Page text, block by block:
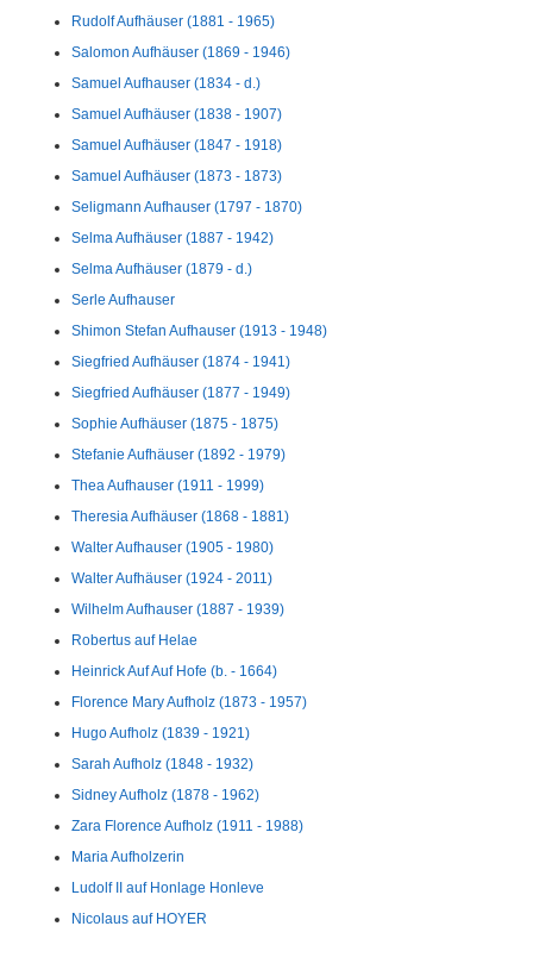
Rudolf Aufhäuser (1881 - 1965)
Salomon Aufhäuser (1869 - 1946)
Samuel Aufhauser (1834 - d.)
Samuel Aufhäuser (1838 - 1907)
Samuel Aufhäuser (1847 - 1918)
Samuel Aufhäuser (1873 - 1873)
Seligmann Aufhauser (1797 - 1870)
Selma Aufhäuser (1887 - 1942)
Selma Aufhäuser (1879 - d.)
Serle Aufhauser
Shimon Stefan Aufhauser (1913 - 1948)
Siegfried Aufhäuser (1874 - 1941)
Siegfried Aufhäuser (1877 - 1949)
Sophie Aufhäuser (1875 - 1875)
Stefanie Aufhäuser (1892 - 1979)
Thea Aufhauser (1911 - 1999)
Theresia Aufhäuser (1868 - 1881)
Walter Aufhauser (1905 - 1980)
Walter Aufhäuser (1924 - 2011)
Wilhelm Aufhauser (1887 - 1939)
Robertus auf Helae
Heinrick Auf Auf Hofe (b. - 1664)
Florence Mary Aufholz (1873 - 1957)
Hugo Aufholz (1839 - 1921)
Sarah Aufholz (1848 - 1932)
Sidney Aufholz (1878 - 1962)
Zara Florence Aufholz (1911 - 1988)
Maria Aufholzerin
Ludolf II auf Honlage Honleve
Nicolaus auf HOYER